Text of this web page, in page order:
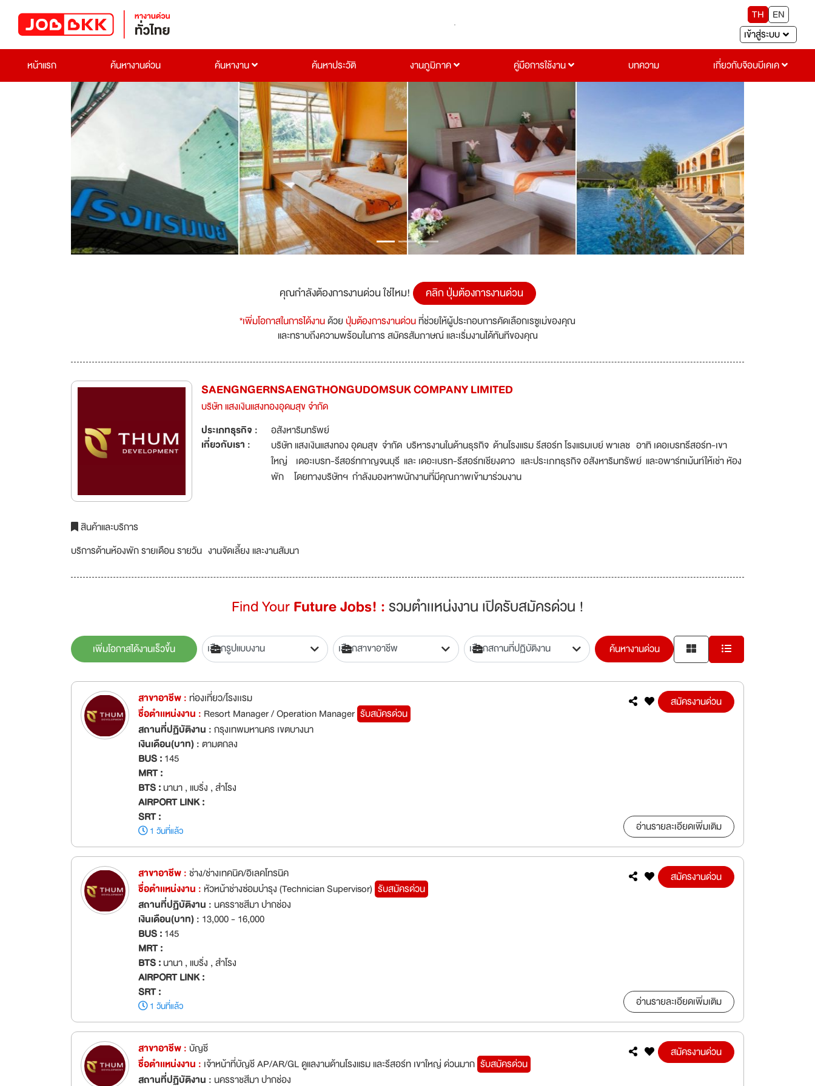
TH
EN
เข้าสู่ระบบ
หน้าแรก
ค้นหางานด่วน ค้นหางาน ค้นหาประวัติ งานภูมิภาค คู่มือการใช้งาน บทความ เกี่ยวกับจ๊อบบีเคเค
Previous Next
คุณกำลังต้องการงานด่วน ใช่ไหม! คลิก ปุ่มต้องการงานด่วน
*เพิ่มโอกาสในการได้งานด้วยปุ่มต้องการงานด่วนที่ช่วยให้ผู้ประกอบการคัดเลือกเรซูเม่ของคุณ
และทราบถึงความพร้อมในการ สมัครสัมภาษณ์ และเริ่มงานได้ทันทีของคุณ
SAENGNGERNSAENGTHONGUDOMSUK COMPANY LIMITED
บริษัท แสงเงินแสงทองอุดมสุข จำกัด
ประเภทธุรกิจ :
อสังหาริมทรัพย์
เกี่ยวกับเรา :
บริษัท แสงเงินแสงทอง อุดมสุข จำกัด บริหารงานในด้านธุรกิจ ด้านโรงแรม รีสอร์ท โรงแรมเบย์ พาเลช อาทิ เดอเบรทรีสอร์ท-เขา
ใหญ่ เดอะเบรท-รีสอร์ทกาญจนบุรี และ เดอะเบรท-รีสอร์ทเชียงดาว และประเภทธุรกิจ อสังหาริมทรัพย์ และอพาร์ทเม้นท์ให้เช่า หัอง
พัก โดยทางบริษัทฯ กำลังมองหาพนักงานที่มีคุณภาพเข้ามาร่วมงาน
สินค้าและบริการ
บริการด้านห้องพัก รายเดือน รายวัน งานจัดเลี้ยง และงานสัมนา
Find YourFuture Jobs! :รวมตำเเหน่งงาน เปิดรับสมัครด่วน !
เพิ่มโอกาสได้งานเร็วขึ้น ค้นหางานด่วน
สาขาอาชีพ :ท่องเที่ยว/โรงเเรม
ชื่อตำเเหน่งงาน : Resort Manager / Operation Manager รับสมัครด่วน
สถานที่ปฏิบัติงาน :กรุงเทพมหานคร เขตบางนา
เงินเดือน(บาท) :ตามตกลง
BUS :145
MRT :
BTS :นานา , แบริ่ง , สำโรง
AIRPORT LINK :
SRT :
1 วันที่แล้ว
สมัครงานด่วน
อ่านรายละเอียดเพิ่มเติม
สาขาอาชีพ :ช่าง/ช่างเทคนิค/อิเลคโทรนิค
ชื่อตำเเหน่งงาน :หัวหน้าช่างซ่อมบำรุง (Technician Supervisor) รับสมัครด่วน
สถานที่ปฏิบัติงาน : นครราชสีมา ปากช่อง
เงินเดือน(บาท) : 13,000 - 16,000
BUS :145
MRT :
BTS :นานา , แบริ่ง , สำโรง
AIRPORT LINK :
SRT :
1 วันที่แล้ว
สมัครงานด่วน
อ่านรายละเอียดเพิ่มเติม
สาขาอาชีพ :บัญชี
ชื่อตำเเหน่งงาน : เจ้าหน้าที่บัญชี AP/AR/GL ดูแลงานด้านโรงแรม และรีสอร์ท เขาใหญ่ ด่วนมาก รับสมัครด่วน
สถานที่ปฏิบัติงาน : นครราชสีมา ปากช่อง
สมัครงานด่วน